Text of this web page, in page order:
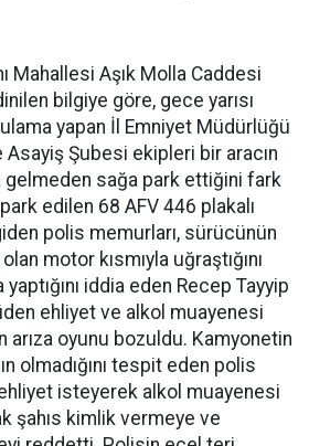
Mahallesi Aşık Molla Caddesi
bilgiye göre, gece yarısı
yapan İl Emniyet Müdürlüğü
Şubesi ekipleri bir aracın
gelmeden sağa park ettiğini fark
edilen 68 AFV 446 plakalı
polis memurları, sürücünün
motor kısmıyla uğraştığını
yaptığını iddia eden Recep Tayyip
ehliyet ve alkol muayenesi
oyunu bozuldu. Kamyonetin
olmadığını tespit eden polis
isteyerek alkol muayenesi
şahıs kimlik vermeye ve